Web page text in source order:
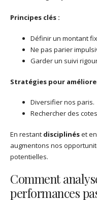
Principes clés :
Définir un montant
Ne pas parier
Garder un suivi
Stratégies pour
Diversifier nos paris.
Rechercher des
En restant disciplinéset
augmentons nos
potentielles.
Comment
performances